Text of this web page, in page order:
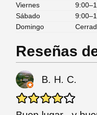
Viernes
Sábado
Domingo
Reseñas
B. H. C.